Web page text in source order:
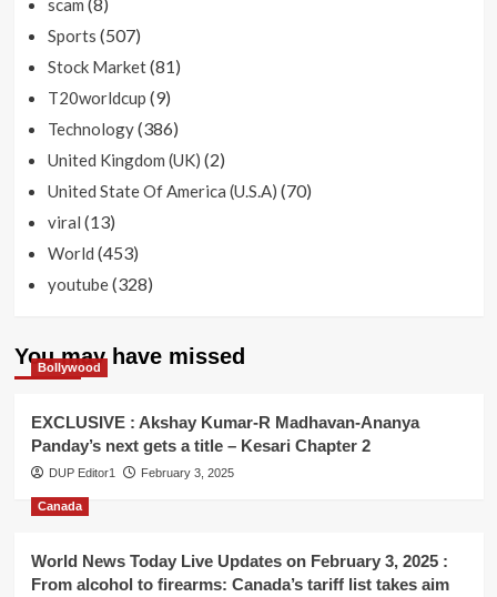
scam
Sports (507)
Stock Market(81)
T20worldcup (9)
Technology(386)
United Kingdom (UK) (2)
United State Of America (U.S.A) (70)
viral (13)
World (453)
youtube(328)
You may have missed
Bollywood
EXCLUSIVE : Akshay Kumar-R Madhavan-Ananya
Panday’s next gets a title – Kesari Chapter 2
DUP Editor1 February 3, 2025
Canada
World News Today Live Updates on February 3, 2025 :
From alcohol to firearms: Canada’s tariff list takes aim